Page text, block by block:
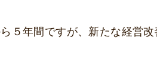
５年間ですが、新たな経営